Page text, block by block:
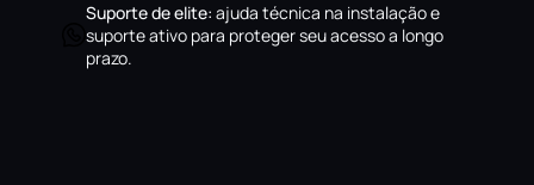
Suporte de elite: ajuda técnica na instalação e
suporte ativo para proteger seu acesso a longo
prazo.